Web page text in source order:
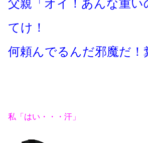
父親「オイ！あんな重い
てけ！
何頼んでるんだ邪魔だ！
私「はい・・・汗」